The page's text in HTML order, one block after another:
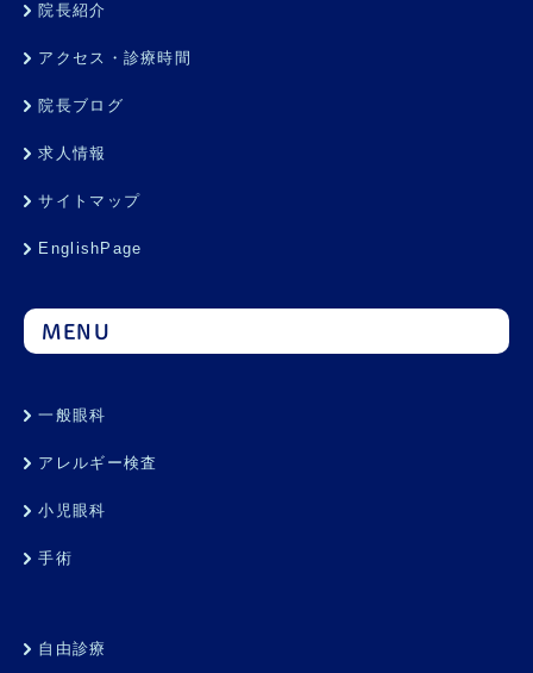
院長紹介
アクセス・診療時間
院長ブログ
求人情報
サイトマップ
EnglishPage
MENU
一般眼科
アレルギー検査
小児眼科
手術
自由診療